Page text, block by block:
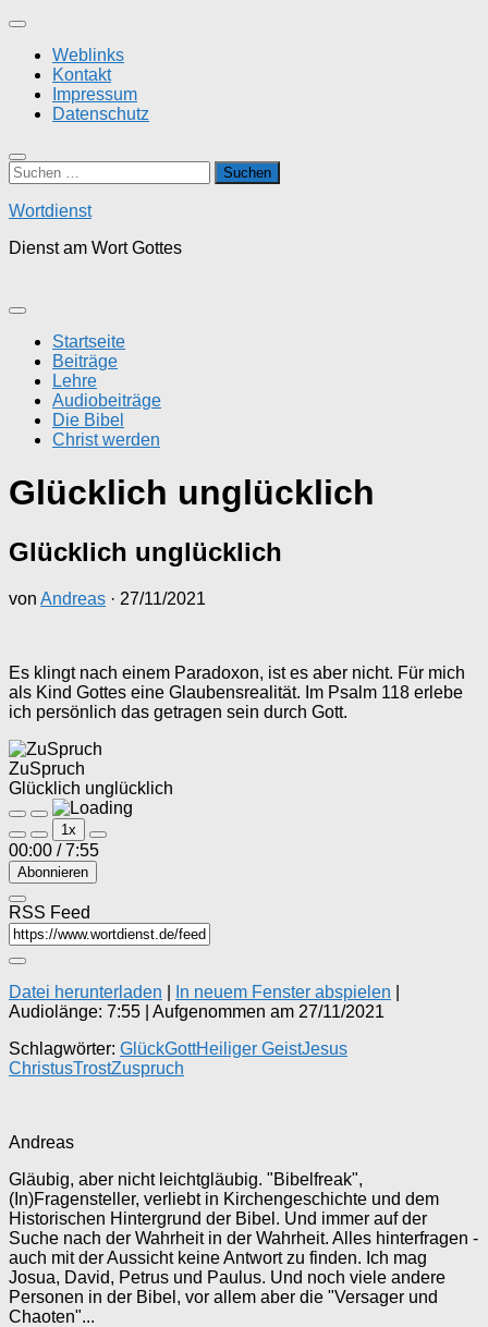
Zum
springenWeblinks
Kontakt
Impressum
Datenschutz
Suchen
nach:
Wortdienst
Dienst am Wort Gottes
Startseite
Beiträge
Lehre
Audiobeiträge
Die Bibel
Christ werden
Glücklich unglücklich
Glücklich unglücklich
von Andreas · 27/11/2021
Es klingt nach einem Paradoxon, ist es aber nicht. Für mich
als Kind Gottes eine Glaubensrealität. Im Psalm 118 erlebe
ich persönlich das getragen sein durch Gott.
ZuSpruch
Glücklich unglücklich
Play
Episode
Pause
Episode
1x
00:00 / 7:55
Abonnieren
RSS Feed
Datei herunterladen In neuem Fenster abspielen
Audiolänge: 7:55
Aufgenommen am 27/11/2021
Schlagwörter: GlückGottHeiliger GeistJesus
ChristusTrostZuspruch
Andreas
Gläubig, aber nicht leichtgläubig. "Bibelfreak",
(In)Fragensteller, verliebt in Kirchengeschichte und dem
Historischen Hintergrund der Bibel. Und immer auf der
Suche nach der Wahrheit in der Wahrheit. Alles hinterfragen -
auch mit der Aussicht keine Antwort zu finden. Ich mag
Josua, David, Petrus und Paulus. Und noch viele andere
Personen in der Bibel, vor allem aber die "Versager und
Chaoten"...